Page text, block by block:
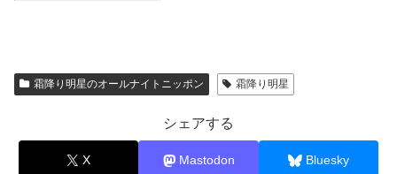
霜降り明星のオールナイトニッポン 霜降り明星
シェアする
X Mastodon Bluesky